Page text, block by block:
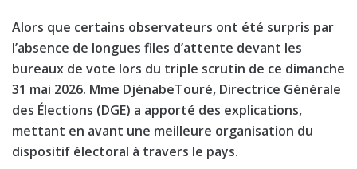
Alors que certains observateurs ont été surpris par
l’absence de longues files d’attente devant les
bureaux de vote lors du triple scrutin de ce dimanche
31 mai 2026. Mme DjénabeTouré, Directrice Générale
des Élections (DGE) a apporté des explications,
mettant en avant une meilleure organisation du
dispositif électoral à travers le pays.